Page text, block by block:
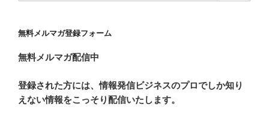
無料メルマガ登録フォーム
無料メルマガ配信中
登録された方には、情報発信ビジネスのプロでしか知り
えない情報をこっそり配信いたします。